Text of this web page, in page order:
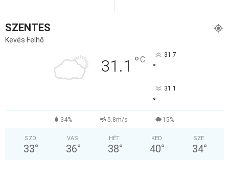
SZENTES
Kevés Felhő
31.1 °C 31.7
°
31.1
°
34% 5.8m/s 15%
SZO
33°
VAS
36°
HÉT
38°
KED
40°
SZE
34°